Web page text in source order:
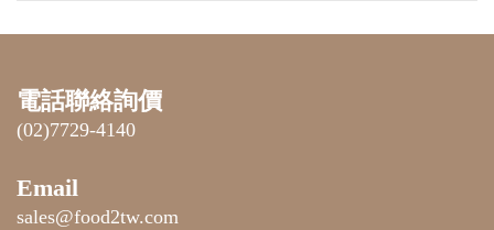
電話聯絡詢價
(02)7729-4140
Email
sales@food2tw.com